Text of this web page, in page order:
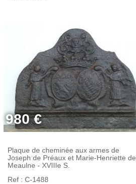
980 €
Plaque de cheminée aux armes de
Joseph de Préaux et Marie-Henriette de
Meaulne - XVIIIe S.
Ref : C-1488